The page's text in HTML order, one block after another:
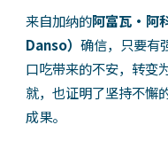
来自加纳的阿富瓦・阿
Danso） 确信，只要有
口吃带来的不安，转变
就，也证明了坚持不懈
成果。